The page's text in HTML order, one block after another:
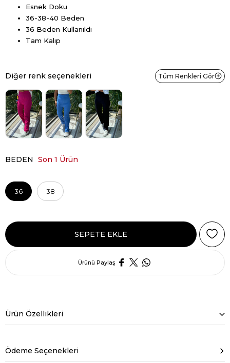
Esnek Doku
36-38-40 Beden
36 Beden Kullanıldı
Tam Kalıp
Diğer renk seçenekleri Tüm Renkleri Gör
BEDEN Son 1 Ürün
36 38
Ürünü Paylaş
Ürün Özellikleri
Ödeme Seçenekleri